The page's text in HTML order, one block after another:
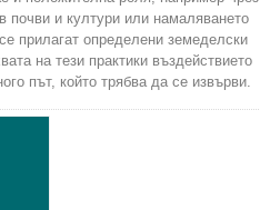
почви и култури или намаляването
прилагат определени земеделски
на тези практики въздействието
път, който трябва да се извърви.